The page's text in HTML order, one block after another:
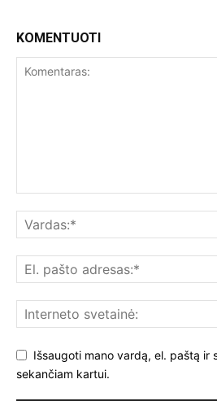
KOMENTUOTI
Išsaugoti mano vardą, el. paštą ir
sekančiam kartui.